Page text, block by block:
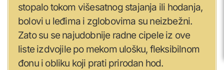
stopalo tokom višesatnog stajanja ili hodanja,
bolovi u leđima i zglobovima su neizbežni.
Zato su se najudobnije radne cipele iz ove
liste izdvojile po mekom ulošku, fleksibilnom
đonu i obliku koji prati prirodan hod.